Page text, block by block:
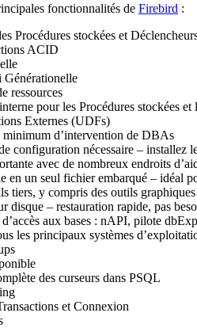
fonctionnalités de Firebird :
Procédures stockées et
ACID
ressources
pour les Procédures stockées
Externes (UDFs)
minimum d’intervention de DBAs
configuration nécessaire – installez
avec de nombreux endroits
en un seul fichier embarqué – idéal
tiers, y compris des outils
disque – restauration rapide, pas
aux bases : nAPI, pilote
les principaux systèmes
des curseurs dans PSQL
et Connexion